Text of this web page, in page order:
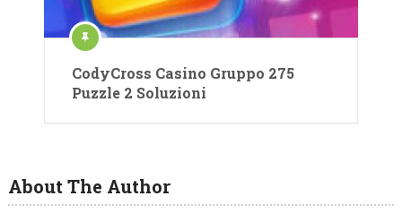
CodyCross Casino Gruppo 275
Puzzle 2 Soluzioni
About The Author